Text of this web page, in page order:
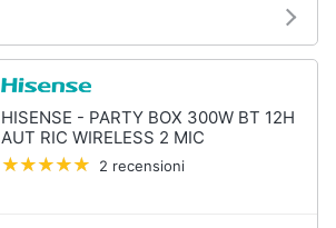
HISENSE - PARTY BOX 300W BT 12H
AUT RIC WIRELESS 2 MIC
2 recensioni